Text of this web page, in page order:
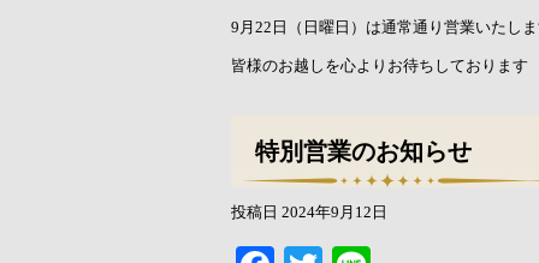
9月22日（日曜日）は通常通り営業いたし
皆様のお越しを心よりお待ちしております
特別営業のお知らせ
投稿日 2024年9月12日